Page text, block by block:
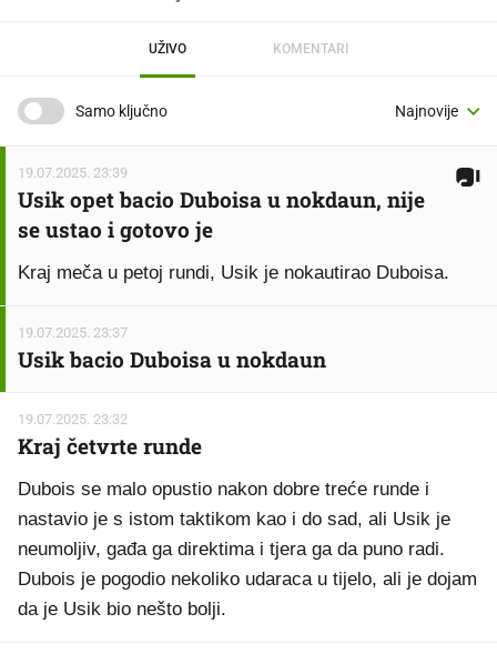
UŽIVO KOMENTARI
Samo ključno
19.07.2025. 23:39
Usik opet bacio Duboisa u nokdaun, nije
se ustao i gotovo je
Kraj meča u petoj rundi, Usik je nokautirao Duboisa.
19.07.2025. 23:37
Usik bacio Duboisa u nokdaun
19.07.2025. 23:32
Kraj četvrte runde
Dubois se malo opustio nakon dobre treće runde i
nastavio je s istom taktikom kao i do sad, ali Usik je
neumoljiv, gađa ga direktima i tjera ga da puno radi.
Dubois je pogodio nekoliko udaraca u tijelo, ali je dojam
da je Usik bio nešto bolji.